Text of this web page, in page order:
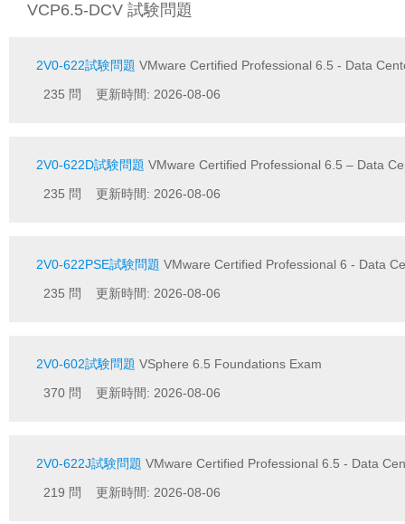
VCP6.5-DCV 試験問題
2V0-622試験問題 VMware Certified Professional 6.5 - Data
235 問 更新時間: 2026-08-06
2V0-622D試験問題 VMware Certified Professional 6.5 – Data
235 問 更新時間: 2026-08-06
2V0-622PSE試験問題 VMware Certified Professional 6 - Data
235 問 更新時間: 2026-08-06
2V0-602試験問題 VSphere 6.5 Foundations Exam
370 問 更新時間: 2026-08-06
2V0-622J試験問題 VMware Certified Professional 6.5 - Data
219 問 更新時間: 2026-08-06